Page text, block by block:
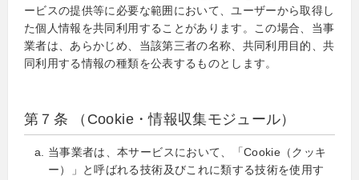
ービスの提供等に必要な範囲において、ユーザーから取得し
た個人情報を共同利用することがあります。この場合、当事
業者は、あらかじめ、当該第三者の名称、共同利用目的、共
同利用する情報の種類を公表するものとします。
第７条 （Cookie・情報収集モジュール）
当事業者は、本サービスにおいて、「Cookie（クッキ
ー）」と呼ばれる技術及びこれに類する技術を使用す